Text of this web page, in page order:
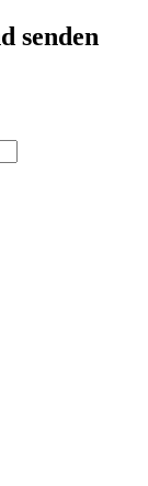
senden